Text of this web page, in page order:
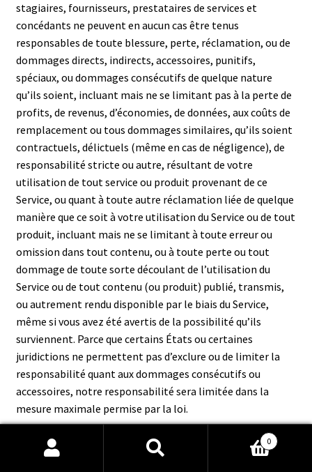
stagiaires, fournisseurs, prestataires de services et
concédants ne peuvent en aucun cas être tenus
responsables de toute blessure, perte, réclamation, ou de
dommages directs, indirects, accessoires, punitifs,
spéciaux, ou dommages consécutifs de quelque nature
qu’ils soient, incluant mais ne se limitant pas à la perte de
profits, de revenus, d’économies, de données, aux coûts de
remplacement ou tous dommages similaires, qu’ils soient
contractuels, délictuels (même en cas de négligence), de
responsabilité stricte ou autre, résultant de votre
utilisation de tout service ou produit provenant de ce
Service, ou quant à toute autre réclamation liée de quelque
manière que ce soit à votre utilisation du Service ou de tout
produit, incluant mais ne se limitant à toute erreur ou
omission dans tout contenu, ou à toute perte ou tout
dommage de toute sorte découlant de l’utilisation du
Service ou de tout contenu (ou produit) publié, transmis,
ou autrement rendu disponible par le biais du Service,
même si vous avez été avertis de la possibilité qu’ils
surviennent. Parce que certains États ou certaines
juridictions ne permettent pas d’exclure ou de limiter la
responsabilité quant aux dommages consécutifs ou
accessoires, notre responsabilité sera limitée dans la
mesure maximale permise par la loi.
Recherche
Recherche
0